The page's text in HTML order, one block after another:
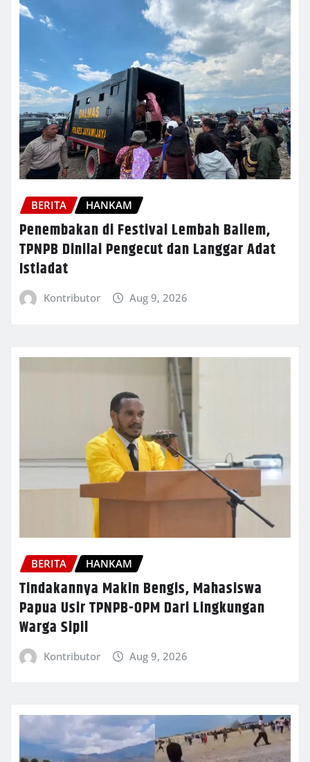
BERITA HANKAM
Penembakan di Festival Lembah Baliem,
TPNPB Dinilai Pengecut dan Langgar Adat
Istiadat
Kontributor Aug 9, 2026
BERITA HANKAM
Tindakannya Makin Bengis, Mahasiswa
Papua Usir TPNPB-OPM Dari Lingkungan
Warga Sipil
Kontributor Aug 9, 2026